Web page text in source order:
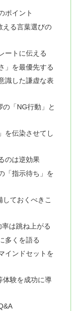
ポイント
える言葉選びの
ートに伝える
」を最優先する
識した謙虚な表
「NG行動」と
を伝染させてし
のは逆効果
「指示待ち」を
ておくべきこ
は跳ね上がる
多くを語る
インドセットを
体験を成功に導